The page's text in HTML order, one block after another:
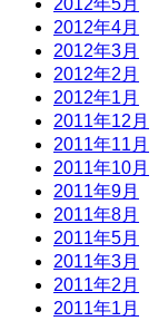
2012年5月
2012年4月
2012年3月
2012年2月
2012年1月
2011年12月
2011年11月
2011年10月
2011年9月
2011年8月
2011年5月
2011年3月
2011年2月
2011年1月